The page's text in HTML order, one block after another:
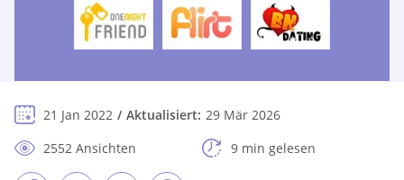
21 Jan 2022 Aktualisiert: 29 Mär 2026
2552 Ansichten
9 min gelesen